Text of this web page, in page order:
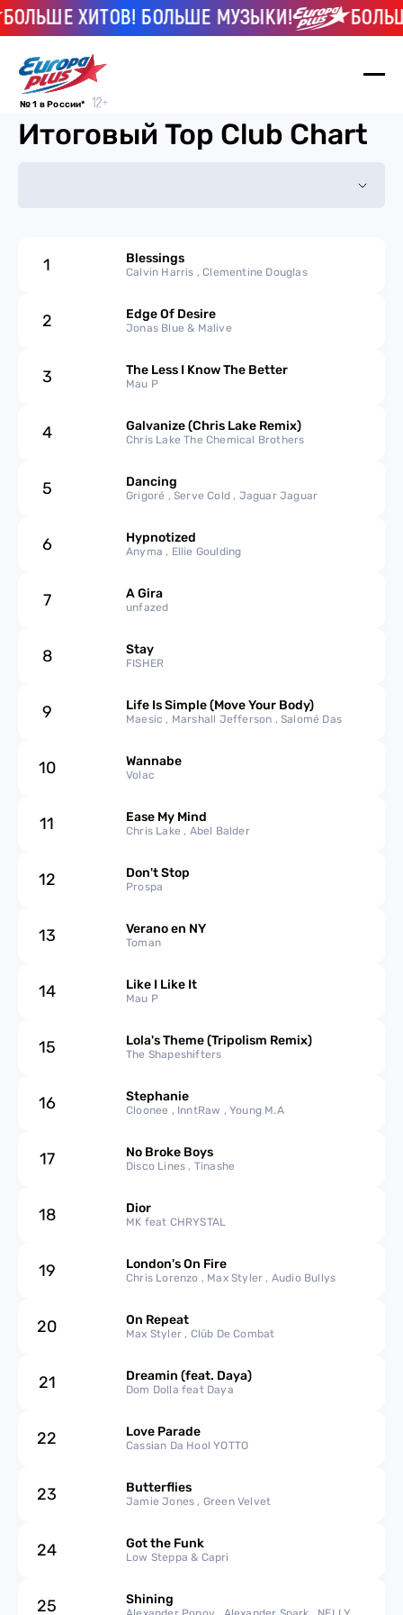
ХИТОВ! БОЛЬШЕ МУЗЫКИ!
№ 1 в России*
Итоговый Top Club Chart
2024
2020
2019
2015
1 Blessings
Calvin Harris , Clementine Douglas
2 Edge Of Desire
Jonas Blue & Malive
3 The Less I Know The Better
Mau P
4 Galvanize (Chris Lake Remix)
Chris Lake The Chemical Brothers
5 Dancing
Grigoré , Serve Cold , Jaguar Jaguar
6 Hypnotized
Anyma , Ellie Goulding
7 A Gira
unfazed
8 Stay
FISHER
9 Life Is Simple (Move Your Body)
Maesic , Marshall Jefferson , Salomé Das
10 Wannabe
Volac
11 Ease My Mind
Chris Lake , Abel Balder
12 Don't Stop
Prospa
13 Verano en NY
Toman
14 Like I Like It
Mau P
15 Lola's Theme (Tripolism Remix)
The Shapeshifters
16 Stephanie
Cloonee , InntRaw , Young M.A
17 No Broke Boys
Disco Lines , Tinashe
18 Dior
MK feat CHRYSTAL
19 London's On Fire
Chris Lorenzo , Max Styler , Audio Bullys
20 On Repeat
Max Styler , Clüb De Combat
21 Dreamin (feat. Daya)
Dom Dolla feat Daya
22 Love Parade
Cassian Da Hool YOTTO
23 Butterflies
Jamie Jones , Green Velvet
24 Got the Funk
Low Steppa & Capri
25 Shining